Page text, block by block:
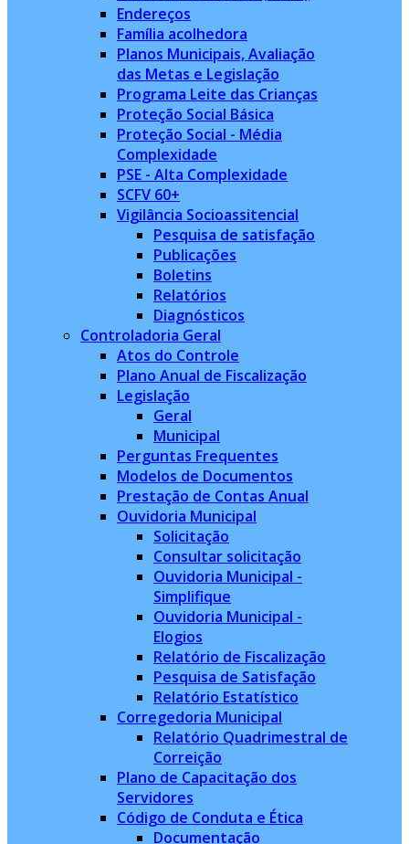
Endereços
Família acolhedora
Planos Municipais, Avaliação
das Metas e Legislação
Programa Leite das Crianças
Proteção Social Básica
Proteção Social - Média
Complexidade
PSE - Alta Complexidade
SCFV 60+
Vigilância Socioassitencial
Pesquisa de satisfação
Publicações
Boletins
Relatórios
Diagnósticos
Controladoria Geral
Atos do Controle
Plano Anual de Fiscalização
Legislação
Geral
Municipal
Perguntas Frequentes
Modelos de Documentos
Prestação de Contas Anual
Ouvidoria Municipal
Solicitação
Consultar solicitação
Ouvidoria Municipal -
Simplifique
Ouvidoria Municipal -
Elogios
Relatório de Fiscalização
Pesquisa de Satisfação
Relatório Estatístico
Corregedoria Municipal
Relatório Quadrimestral de
Correição
Plano de Capacitação dos
Servidores
Código de Conduta e Ética
Documentação